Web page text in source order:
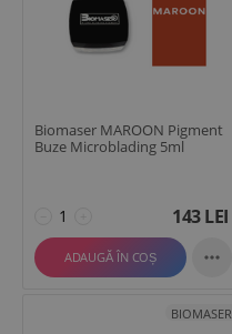
Biomaser MAROON Pigment
Buze Microblading 5ml
143LEI
ADAUGĂ ÎN COȘ 
BIOMASER